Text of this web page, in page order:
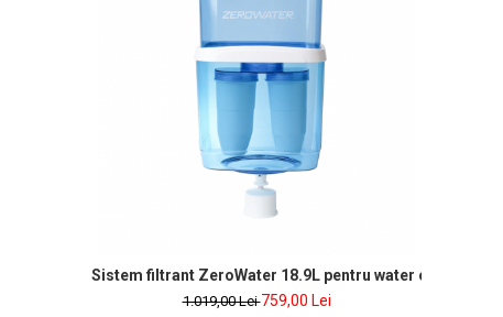
Sistem filtrant ZeroWater 18.9L
1.019,00 Lei759,00 Lei